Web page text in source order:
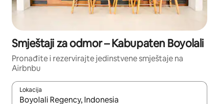
Smještaji za odmor – Kabupaten Boyolali
Pronađite i rezervirajte jedinstvene smještaje na
Airbnbu
Lokacija
Kada budu dostupni rezultati, moći ćete ih pregledati